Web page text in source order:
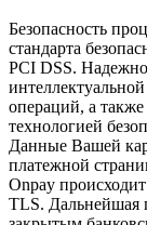
Безопасность
стандарта
PCI DSS.
операций, а
технологией
Данные Вашей
платежной
Onpay
TLS. Дальнейшая